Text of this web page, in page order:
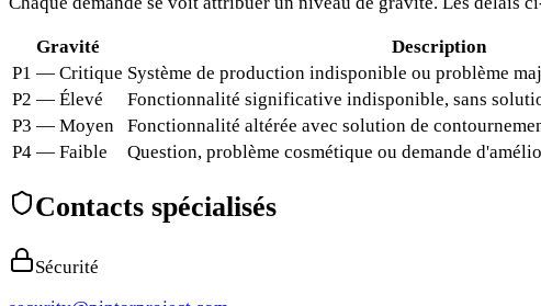
Gravité Description
P1 — Critique Système de production indisponible ou problème
P2 — Élevé
Fonctionnalité significative indisponible, sans
P3 — Moyen
Fonctionnalité altérée avec solution de
P4 — Faible
Question, problème cosmétique ou demande
Contacts spécialisés
Sécurité